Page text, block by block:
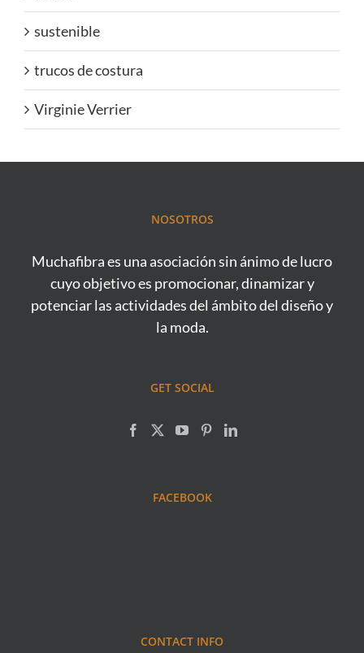
sustenible
trucos de costura
Virginie Verrier
NOSOTROS
Muchafibra es una asociación sin ánimo de lucro
cuyo objetivo es promocionar, dinamizar y
potenciar las actividades del ámbito del diseño y
la moda.
GET SOCIAL
FACEBOOK
CONTACT INFO